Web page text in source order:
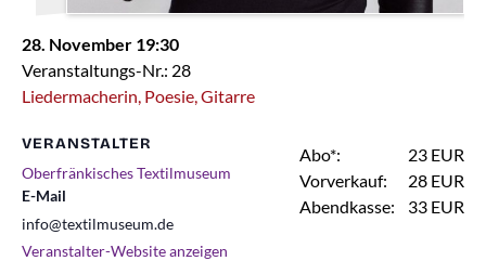
28. November 19:30
Veranstaltungs-Nr.: 28
Liedermacherin, Poesie, Gitarre
VERANSTALTER
Oberfränkisches Textilmuseum
E-Mail
info@textilmuseum.de
Veranstalter-Website anzeigen
Abo*:
23 EUR
Vorverkauf:
28 EUR
Abendkasse:
33 EUR